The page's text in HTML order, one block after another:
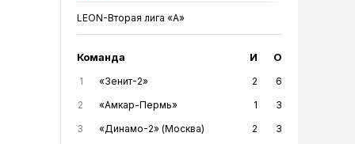
LEON-Вторая лига «А»
Команда И О
1 «Зенит-2» 2
6
2
«Амкар-Пермь» 1
3
3
«Динамо-2» (Москва) 2
3